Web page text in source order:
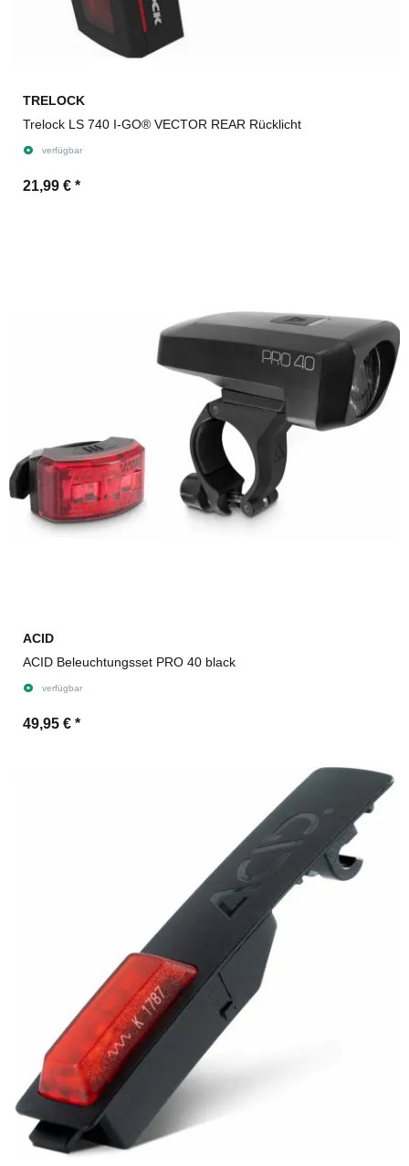
TRELOCK
Trelock LS 740 I-GO® VECTOR REAR Rücklicht
verfügbar
21,99 € *
ACID
ACID Beleuchtungsset PRO 40 black
verfügbar
49,95 € *